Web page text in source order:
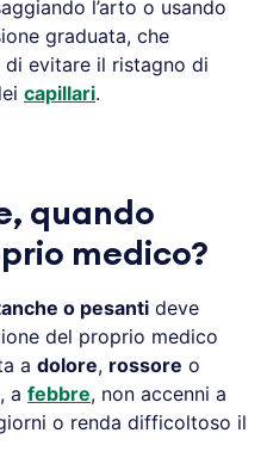
l’arto o usando
graduata, che
evitare il ristagno di
capillari.
quando
medico?
o pesanti deve
del proprio medico
a dolore, rossore o
a febbre, non accenni a
o renda difficoltoso il